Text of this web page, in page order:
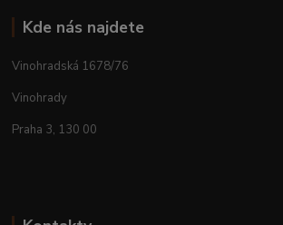
Kde nás najdete
Vinohradská 1678/76
Vinohrady
Praha 3, 130 00